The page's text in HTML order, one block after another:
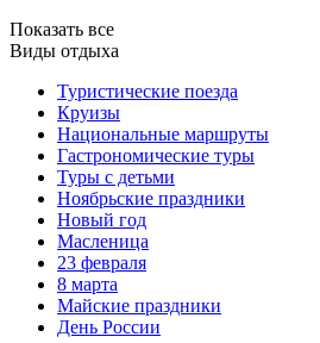
Показать все
Виды отдыха
Туристические поезда
Круизы
Национальные маршруты
Гастрономические туры
Туры с детьми
Ноябрьские праздники
Новый год
Масленица
23 февраля
8 марта
Майские праздники
День России